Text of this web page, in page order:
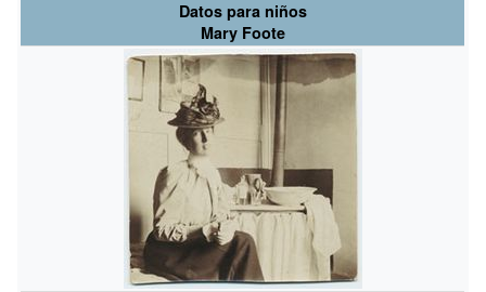
Datos para niños
Mary Foote